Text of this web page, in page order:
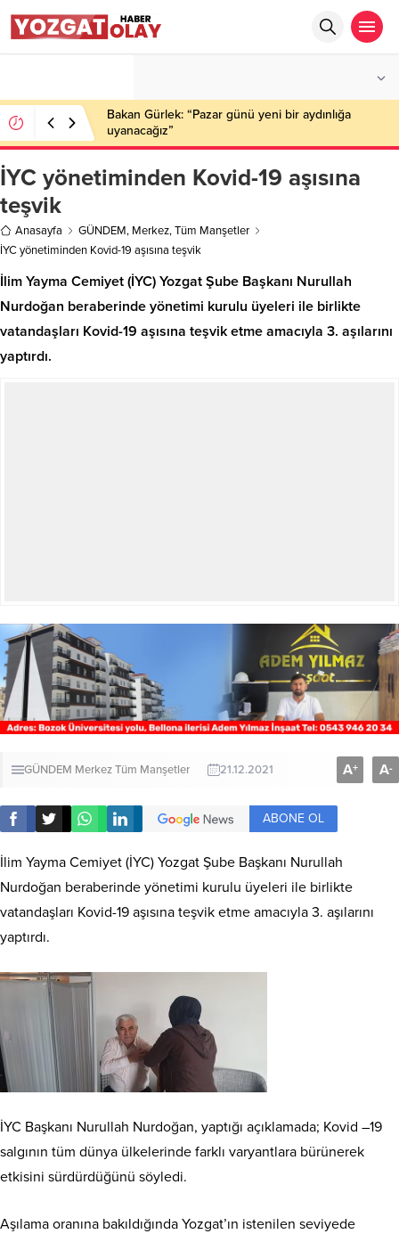
Bakan Gürlek: “Pazar günü yeni bir aydınlığa
uyanacağız”
İYC yönetiminden Kovid-19 aşısına
teşvik
Anasayfa GÜNDEM, Merkez,Tüm Manşetler
İYC yönetiminden Kovid-19 aşısına teşvik
İlim Yayma Cemiyet (İYC) Yozgat Şube Başkanı Nurullah
Nurdoğan beraberinde yönetimi kurulu üyeleri ile birlikte
vatandaşları Kovid-19 aşısına teşvik etme amacıyla 3. aşılarını
yaptırdı.
GÜNDEM MerkezTüm Manşetler 21.12.2021 A+ A-
ABONE OL
İlim Yayma Cemiyet (İYC) Yozgat Şube Başkanı Nurullah
Nurdoğan beraberinde yönetimi kurulu üyeleri ile birlikte
vatandaşları Kovid-19 aşısına teşvik etme amacıyla 3. aşılarını
yaptırdı.
İYC Başkanı Nurullah Nurdoğan, yaptığı açıklamada; Kovid –19
salgının tüm dünya ülkelerinde farklı varyantlara bürünerek
etkisini sürdürdüğünü söyledi.
Aşılama oranına bakıldığında Yozgat’ın istenilen seviyede